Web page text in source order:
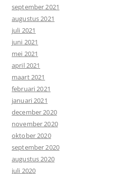
september 2021
augustus 2021
juli 2021
juni 2021
mei 2021
april 2021
maart 2021
februari 2021
januari 2021
december 2020
november 2020
oktober 2020
september 2020
augustus 2020
juli 2020